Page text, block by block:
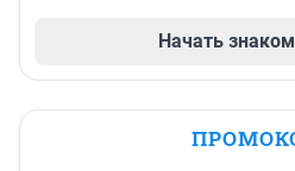
Начать